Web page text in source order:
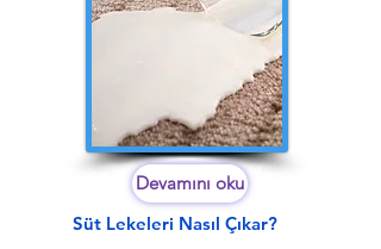
Devamını oku
Süt Lekeleri Nasıl Çıkar?